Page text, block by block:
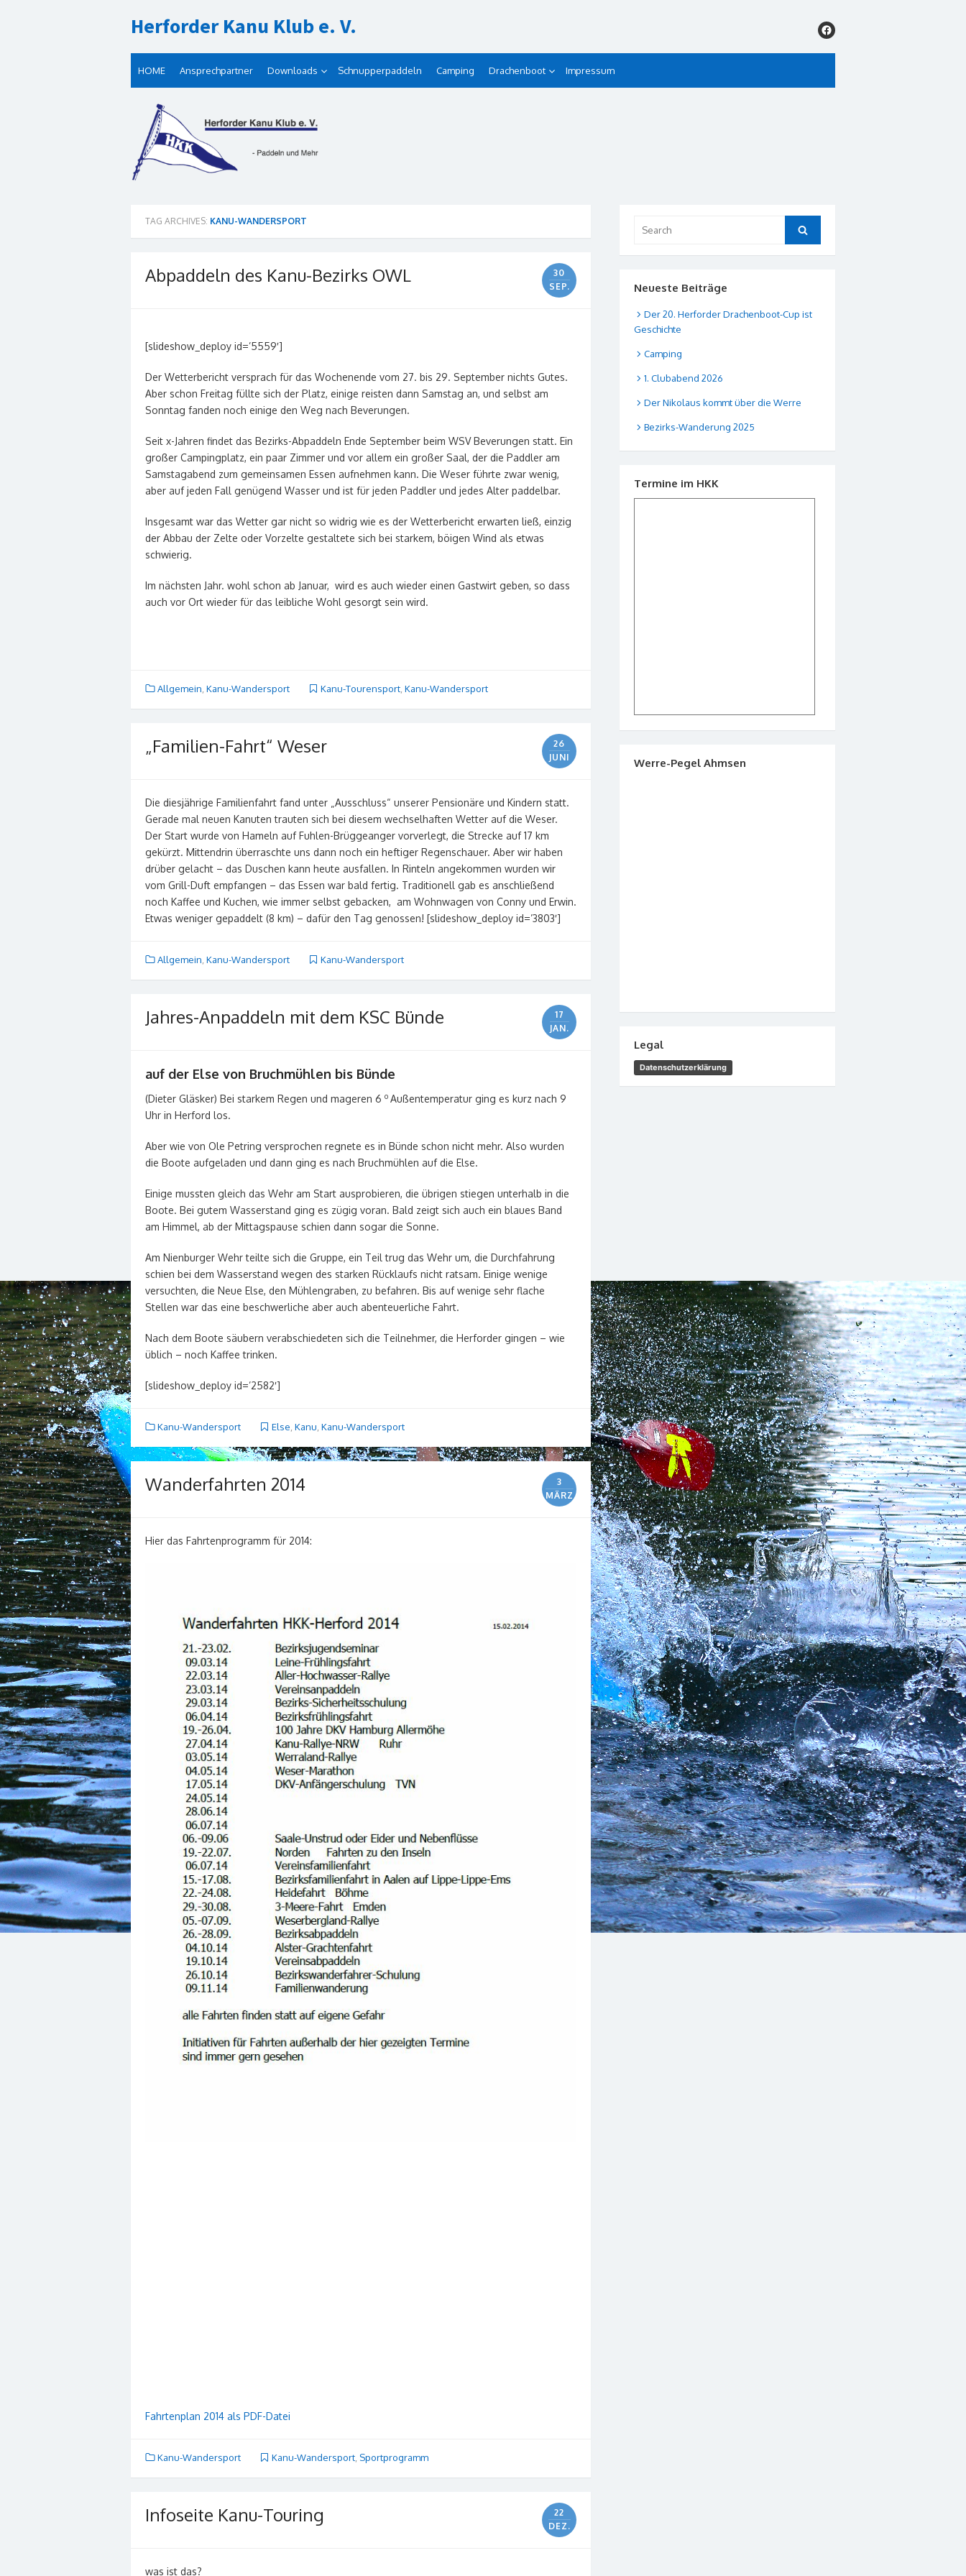
to
Herforder Kanu Klub e. V.
HOME Ansprechpartner Downloads Schnupperpaddeln Camping Drachenboot Impressum
TAG ARCHIVES: KANU-WANDERSPORT
Abpaddeln des Kanu-Bezirks OWL
30
SEP.
[slideshow_deploy id=’5559′]
Der Wetterbericht versprach für das Wochenende vom 27. bis 29. September nichts Gutes.
Aber schon Freitag füllte sich der Platz, einige reisten dann Samstag an, und selbst am
Sonntag fanden noch einige den Weg nach Beverungen.
Seit x-Jahren findet das Bezirks-Abpaddeln Ende September beim WSV Beverungen statt. Ein
großer Campingplatz, ein paar Zimmer und vor allem ein großer Saal, der die Paddler am
Samstagabend zum gemeinsamen Essen aufnehmen kann. Die Weser führte zwar wenig,
aber auf jeden Fall genügend Wasser und ist für jeden Paddler und jedes Alter paddelbar.
Insgesamt war das Wetter gar nicht so widrig wie es der Wetterbericht erwarten ließ, einzig
der Abbau der Zelte oder Vorzelte gestaltete sich bei starkem, böigen Wind als etwas
schwierig.
Im nächsten Jahr. wohl schon ab Januar, wird es auch wieder einen Gastwirt geben, so dass
auch vor Ort wieder für das leibliche Wohl gesorgt sein wird.
Allgemein Kanu-Wandersport Kanu-Tourensport, Kanu-Wandersport
„Familien-Fahrt“ Weser
26
JUNI
Die diesjährige Familienfahrt fand unter „Ausschluss“ unserer Pensionäre und Kindern statt.
Gerade mal neuen Kanuten trauten sich bei diesem wechselhaften Wetter auf die Weser.
Der Start wurde von Hameln auf Fuhlen-Brüggeanger vorverlegt, die Strecke auf 17 km
gekürzt. Mittendrin überraschte uns dann noch ein heftiger Regenschauer. Aber wir haben
drüber gelacht – das Duschen kann heute ausfallen. In Rinteln angekommen wurden wir
vom Grill-Duft empfangen – das Essen war bald fertig. Traditionell gab es anschließend
noch Kaffee und Kuchen, wie immer selbst gebacken, am Wohnwagen von Conny und Erwin.
Etwas weniger gepaddelt (8 km) – dafür den Tag genossen! [slideshow_deploy id=’3803′]
Allgemein Kanu-Wandersport Kanu-Wandersport
Jahres-Anpaddeln mit dem KSC Bünde
17
JAN.
auf der Else von Bruchmühlen bis Bünde
(Dieter Gläsker) Bei starkem Regen und mageren 6 o Außentemperatur ging es kurz nach 9
Uhr in Herford los.
Aber wie von Ole Petring versprochen regnete es in Bünde schon nicht mehr. Also wurden
die Boote aufgeladen und dann ging es nach Bruchmühlen auf die Else.
Einige mussten gleich das Wehr am Start ausprobieren, die übrigen stiegen unterhalb in die
Boote. Bei gutem Wasserstand ging es zügig voran. Bald zeigt sich auch ein blaues Band
am Himmel, ab der Mittagspause schien dann sogar die Sonne.
Am Nienburger Wehr teilte sich die Gruppe, ein Teil trug das Wehr um, die Durchfahrung
schien bei dem Wasserstand wegen des starken Rücklaufs nicht ratsam. Einige wenige
versuchten, die Neue Else, den Mühlengraben, zu befahren. Bis auf wenige sehr flache
Stellen war das eine beschwerliche aber auch abenteuerliche Fahrt.
Nach dem Boote säubern verabschiedeten sich die Teilnehmer, die Herforder gingen – wie
üblich – noch Kaffee trinken.
[slideshow_deploy id=’2582′]
Kanu-Wandersport Else Kanu Kanu-Wandersport
Wanderfahrten 2014
3
MÄRZ
Hier das Fahrtenprogramm für 2014:
Fahrtenplan 2014 als PDF-Datei
Kanu-Wandersport Kanu-Wandersport, Sportprogramm
Infoseite Kanu-Touring
22
DEZ.
was ist das?
for:
Search
Neueste Beiträge
Der 20. Herforder Drachenboot-Cup ist
Geschichte
Camping
1. Clubabend 2026
Der Nikolaus kommt über die Werre
Bezirks-Wanderung 2025
Termine im HKK
Werre-Pegel Ahmsen
Legal
Datenschutzerklärung